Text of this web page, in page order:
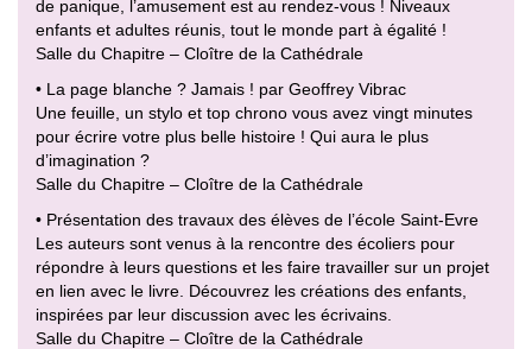
de panique, l’amusement est au rendez-vous ! Niveaux
enfants et adultes réunis, tout le monde part à égalité !
Salle du Chapitre – Cloître de la Cathédrale
• La page blanche ? Jamais ! par Geoffrey Vibrac
Une feuille, un stylo et top chrono vous avez vingt minutes
pour écrire votre plus belle histoire ! Qui aura le plus
d’imagination ?
Salle du Chapitre – Cloître de la Cathédrale
• Présentation des travaux des élèves de l’école Saint-Evre
Les auteurs sont venus à la rencontre des écoliers pour
répondre à leurs questions et les faire travailler sur un projet
en lien avec le livre. Découvrez les créations des enfants,
inspirées par leur discussion avec les écrivains.
Salle du Chapitre – Cloître de la Cathédrale